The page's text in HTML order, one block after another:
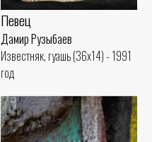
Певец
Дамир Рузыбаев
Известняк, гуашь (36x14) - 1991
год